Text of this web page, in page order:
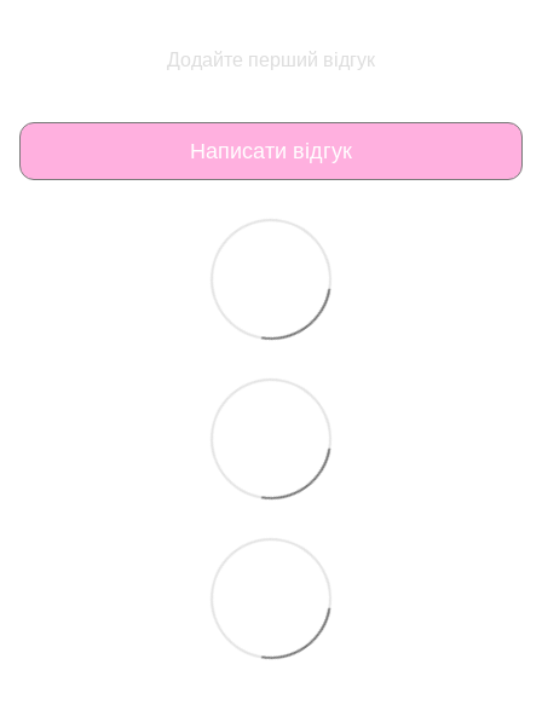
Додайте перший відгук
Написати відгук